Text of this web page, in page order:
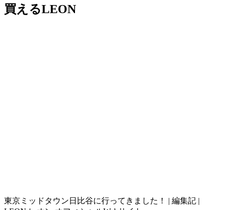
買えるLEON
東京ミッドタウン日比谷に行ってきました！ | 編集記 |